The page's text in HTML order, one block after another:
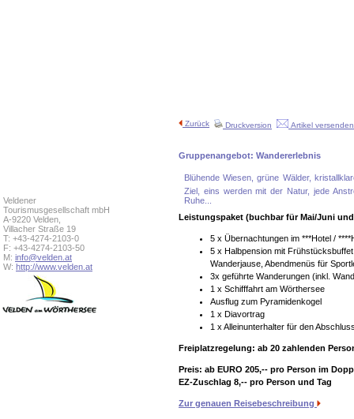
Veldener
Tourismusgesellschaft mbH
A-9220 Velden,
Villacher Straße 19
T: +43-4274-2103-0
F: +43-4274-2103-50
M: info@velden.at
W: http://www.velden.at
Zurück Druckversion Artikel versenden
Gruppenangebot: Wandererlebnis
Blühende Wiesen, grüne Wälder,
Ziel, eins werden mit der Natur, jede
Ruhe...
Leistungspaket (buchbar für Mai/Juni
5 x Übernachtungen im ***Hotel /
5 x Halbpension mit
Wanderjause, Abendmenüs für
3x geführte Wanderungen (inkl.
1 x Schifffahrt am Wörthersee
Ausflug zum Pyramidenkogel
1 x Diavortrag
1 x Alleinunterhalter für den
Freiplatzregelung: ab 20 zahlenden
Preis: ab EURO 205,-- pro Person im
EZ-Zuschlag 8,-- pro Person und Tag
Zur genauen Reisebeschreibung